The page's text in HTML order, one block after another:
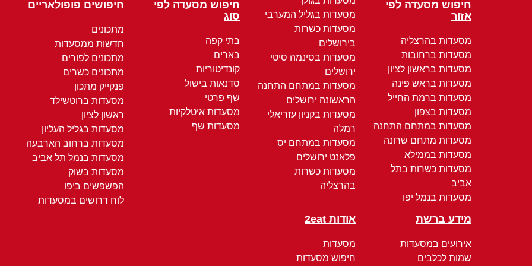
חיפוש מסעדה לפי
אזור
מסעדות בהרצליה
מסעדות ברחובות
מסעדות בראשון לציון
מסעדות בראש פינה
מסעדות ברמת החייל
מסעדות בצפון
מסעדות במתחם התחנה
מסעדות מתחם שרונה
מסעדות בממילא
מסעדות כשרות בתל
אביב
מסעדות בנמל יפו
מסעדות בגליל המערבי
מסעדות כשרות
בירושלים
מסעדות בסינמה סיטי
ירושלים
מסעדות במתחם התחנה
הראשונה ירושלים
מסעדות בקניון עזריאלי
רמלה
מסעדות במתחם יס
פלאנט ירושלים
מסעדות כשרות
בהרצליה
חיפוש מסעדה לפי
סוג
בתי קפה
בארים
קונדיטוריות
סדנאות בישול
שף פרטי
מסעדות איטלקיות
מסעדות שף
חיפושים פופולאריים
מתכונים
חדשות ממסעדות
מתכונים לפורים
מתכונים כשרים
פנקייק מתכון
מסעדות ברוטשילד
ראשון לציון
מסעדות בגליל העליון
מסעדות ברחוב הארבעה
מסעדות בנמל תל אביב
מסעדות בשוק
הפשפשים ביפו
לוח דרושים במסעדות
מידע ברשת
אירועים במסעדות
שמות לכלבים
אודות 2eat
מסעדות
חיפוש מסעדות